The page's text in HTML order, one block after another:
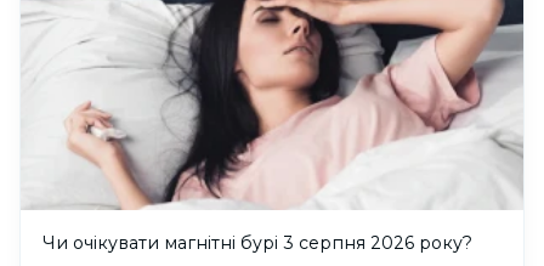
Чи очікувати магнітні бурі 3 серпня 2026 року?